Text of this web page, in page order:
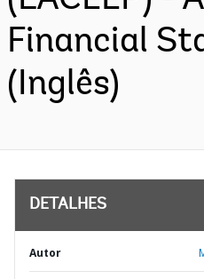
Financial
(Inglês)
DETALHES
Autor